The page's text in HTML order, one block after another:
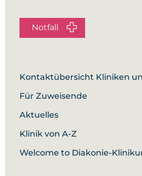
Kontaktübersicht Kliniken
Für Zuweisende
Aktuelles
Klinik von A-Z
Welcome to Diakonie-
Notfall